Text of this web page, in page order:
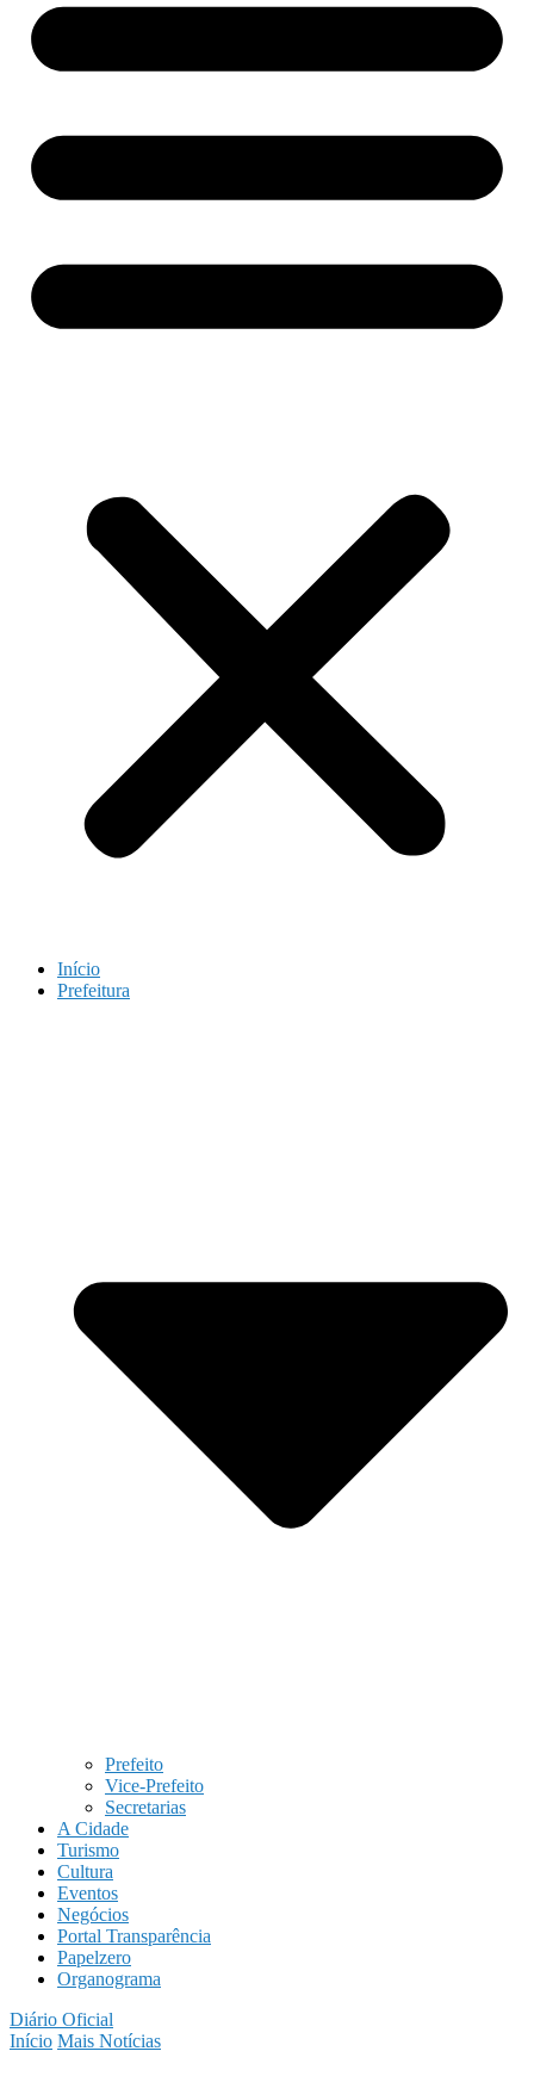
Início
Prefeitura
Prefeito
Vice-Prefeito
Secretarias
A Cidade
Turismo
Cultura
Eventos
Negócios
Portal Transparência
Papelzero
Organograma
Diário Oficial
Início Mais Notícias